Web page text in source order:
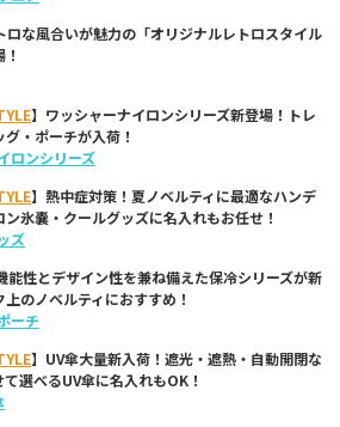
ロな風合いが魅力の「オリジナルレトロスタイル
】ワッシャーナイロンシリーズ新登場！トレ
・ポーチが入荷！
ロンシリーズ
】熱中症対策！夏ノベルティに最適なハンデ
氷嚢・クールグッズに名入れもお任せ！
ズ
能性とデザイン性を兼ね備えた保冷シリーズが新
のノベルティにおすすめ！
ーチ
】UV傘大量新入荷！遮光・遮熱・自動開閉な
選べるUV傘に名入れもOK！